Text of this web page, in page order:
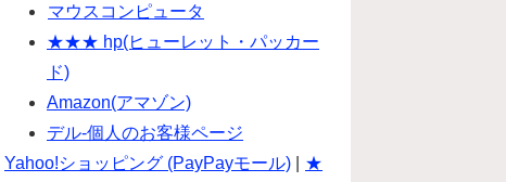
マウスコンピュータ
★★★ hp(ヒューレット・パッカー
ド)
Amazon(アマゾン)
デル-個人のお客様ページ
Yahoo!ショッピング (PayPayモール)
★